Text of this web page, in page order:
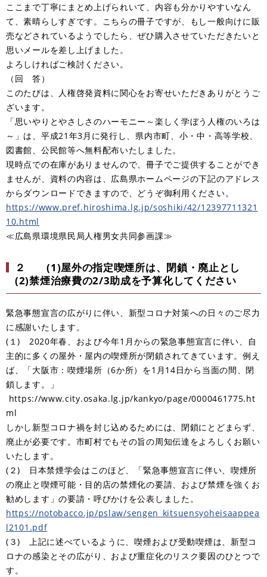
ここまで丁寧にまとめ上げられいて、内容も分かりやすいなん
て、素晴らしすぎです。こちらの冊子ですが、もし一般向けに販
売などされているようでしたら、ぜひ購入させていただきたいと
思いメールを差し上げました。
よろしければご検討ください。
（回 答）
このたびは、人権啓発資料に関心をお寄せいただきありがとうご
ざいます。
「思いやりとやさしさのハーモニー～楽しく学ぼう人権のいろは
～」は、平成21年3月に発行し、県内市町、小・中・高等学校、
図書館、公民館等へ無料配布いたしました。
現時点での在庫がありませんので、冊子でご提供することができ
ませんが、資料の内容は、広島県ホームページの下記のアドレス
からダウンロードできますので、どうぞ御利用ください。
https://www.pref.hiroshima.lg.jp/soshiki/42/12397711321
10.html
≪広島県環境県民局人権男女共同参画課≫
２
(1)屋外の指定喫煙所は、閉鎖・廃止とし
(2)禁煙治療費の2/3助成を予算化してください
緊急事態宣言の広がりに伴い、新型コロナ対策への日々のご尽力
に感謝いたします。
(１) 2020年春、および今年1月からの緊急事態宣言に伴い、自
主的に多くの屋外・屋内の喫煙所が閉鎖されてきています。例え
ば、「大阪市：喫煙場所（6か所）を1月14日から当面の間、閉
鎖します。」
https://www.city.osaka.lg.jp/kankyo/page/0000461775.ht
ml
しかし新型コロナ禍を封じ込めるためには、閉鎖にとどまらず、
廃止が必要です。市町村でもその旨の周知伝達をよろしくお願い
いたします。
(２) 日本禁煙学会はこのほど、「緊急事態宣言に伴い、喫煙所
の廃止と喫煙可能・目的店の禁煙化の要請、および禁煙を強くお
勧めします」の要請・呼びかけを公表しました。
https://notobacco.jp/pslaw/sengen_kitsuensyoheisaappea
l2101.pdf
(３) 上記に述べているように、喫煙および受動喫煙は、新型コ
ロナの感染とその広がり、および重症化のリスク要因のひとつで
す。